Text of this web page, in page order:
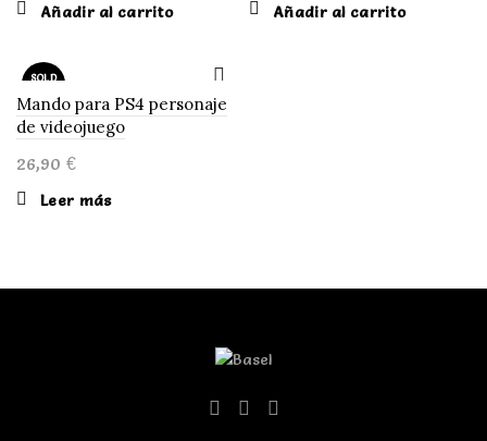
Añadir al carrito Añadir al carrito
SOLD
Mando para PS4 personaje
de videojuego
26,90 €
Leer más